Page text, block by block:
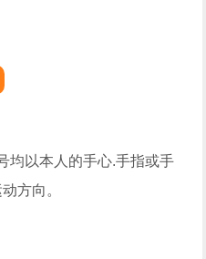
均以本人的手心.手指或手
方向。